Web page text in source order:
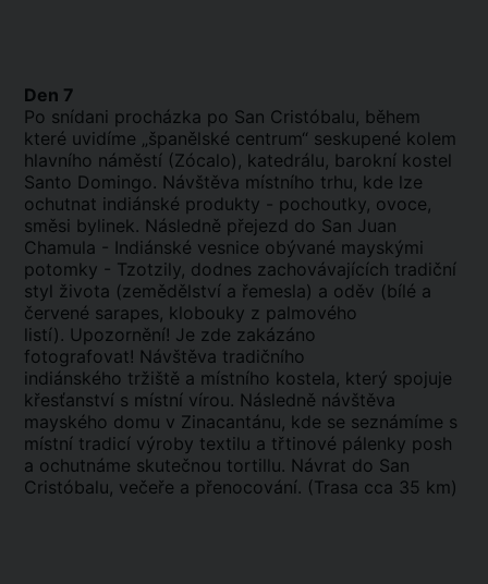
Den 7
Po snídani procházka po San Cristóbalu, během
které uvidíme „španělské centrum“ seskupené kolem
hlavního náměstí (Zócalo), katedrálu, barokní kostel
Santo Domingo. Návštěva místního trhu, kde lze
ochutnat indiánské produkty - pochoutky, ovoce,
směsi bylinek. Následně přejezd do San Juan
Chamula - Indiánské vesnice obývané mayskými
potomky - Tzotzily, dodnes zachovávajících tradiční
styl života (zemědělství a řemesla) a oděv (bílé a
červené sarapes, klobouky z palmového
listí). Upozornění! Je zde zakázáno
fotografovat! Návštěva tradičního
indiánského tržiště a místního kostela, který spojuje
křesťanství s místní vírou. Následně návštěva
mayského domu v Zinacantánu, kde se seznámíme s
místní tradicí výroby textilu a třtinové pálenky posh
a ochutnáme skutečnou tortillu. Návrat do San
Cristóbalu, večeře a přenocování. (Trasa cca 35 km)